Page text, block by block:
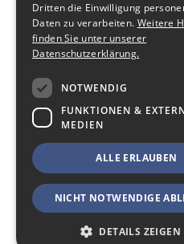
Dritten die Einwilligung
Daten zu verarbeiten. Weitere
finden Sie unter unserer
Datenschutzerklärung.
NOTWENDIG
FUNKTIONEN &
MEDIEN
ALLE ERLAUBEN
NICHT NOTWENDIGE
DETAILS ZEIGEN